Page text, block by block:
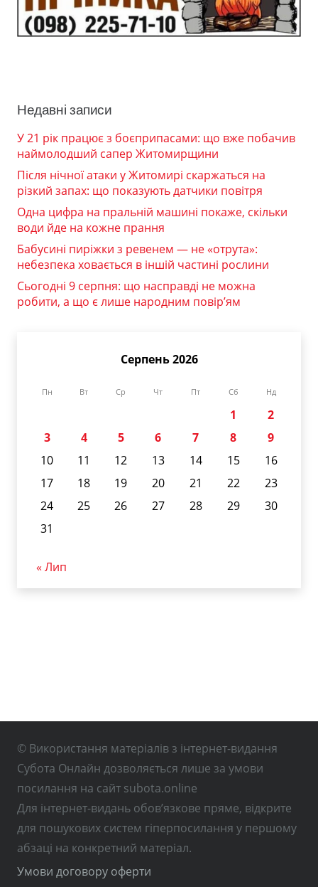
Недавні записи
У 21 рік працює з боєприпасами: що вже побачив
наймолодший сапер Житомирщини
Після нічної атаки у Житомирі скаржаться на
різкий запах: що показують датчики повітря
Одна цифра на пральній машині покаже, скільки
води йде на кожне прання
Бабусині пиріжки з ревенем — не «отрута»:
небезпека ховається в іншій частині рослини
Сьогодні 9 серпня: що насправді не можна
робити, а що є лише народним повір’ям
Серпень 2026
Пн Вт Ср Чт Пт Сб Нд
1
2
3
4 5 6 7 8
9
10
11 12 13 14 15
16
17
18 19 20 21 22
23
24
25 26 27 28 29
30
31
« Лип
© Використання матеріалів з інтернет-видання
Субота Онлайн дозволяється лише за умови
посилання на сайт subota.online
Для інтернет-видань обов’язкове пряме, відкрите
для пошукових систем гіперпосилання у першому
абзаці на конкретний матеріал.
Умови договору оферти